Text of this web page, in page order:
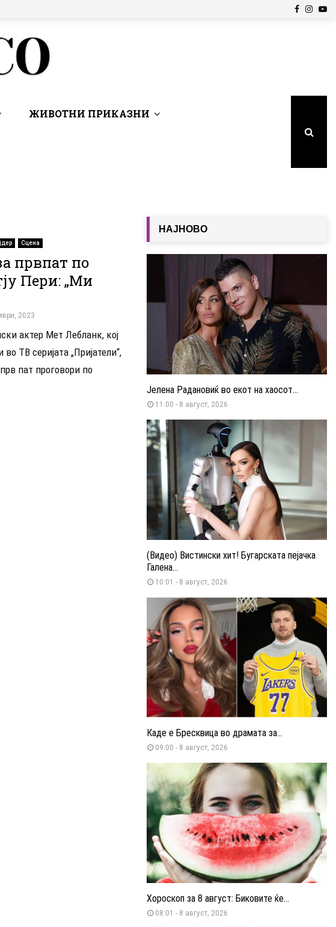
Facebook
ЖИВОТНИ ПРИКАЗНИ
Сцена
првпат по
Пери: „Ми
2023
актер Мет Лебланк, кој
ТВ серијата „Пријатели“,
пат проговори по
НАЈНОВО
Јелена Радановиќ во екот на хаосот...
11:00 - 8 август, 2026
(Видео) Вистински хит! Бугарската пејачка
Галена...
10:01 - 8 август, 2026
Каде е Бресквица во драмата за...
09:00 - 8 август, 2026
Хороскоп за 8 август: Биковите ќе...
08:01 - 8 август, 2026